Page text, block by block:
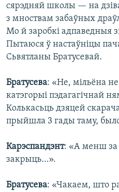
сярэдняй школы — на
з мноствам забаўных
Мо й заробкі адпаведныя
Пытаюся ў настаўніцы
Сьвятланы Братусевай.
Братусева: «Не, мільёна
катэгорыі пэдагагічнай
Колькасьць дзяцей
прыйшла 3 гады таму,
Карэспандэнт: «А менш за
закрыць…».
Братусева: «Чакаем, што